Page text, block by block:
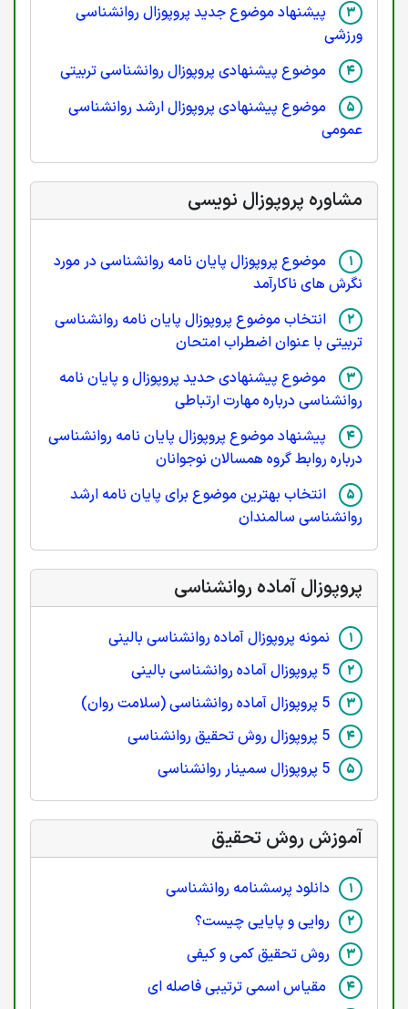
پیشنهاد موضوع جدید پروپوزال روانشناسی
ورزشی
موضوع پیشنهادی پروپوزال روانشناسی تربیتی
موضوع پیشنهادی پروپوزال ارشد روانشناسی
عمومی
مشاوره پروپوزال نویسی
موضوع پروپوزال پایان نامه روانشناسی در مورد
نگرش های ناکارآمد
انتخاب موضوع پروپوزال پایان نامه روانشناسی
تربیتی با عنوان اضطراب امتحان
موضوع پیشنهادی حدید پروپوزال و پایان نامه
روانشناسی درباره مهارت ارتباطی
پیشنهاد موضوع پروپوزال پایان نامه روانشناسی
درباره روابط گروه همسالان نوجوانان
انتخاب بهترین موضوع برای پایان نامه ارشد
روانشناسی سالمندان
پروپوزال آماده روانشناسی
نمونه پروپوزال آماده روانشناسی بالینی
5 پروپوزال آماده روانشناسی بالینی
5 پروپوزال آماده روانشناسی (سلامت روان)
5 پروپوزال روش تحقیق روانشناسی
5 پروپوزال سمینار روانشناسی
آموزش روش تحقیق
دانلود پرسشنامه روانشناسی
روایی و پایایی چیست؟
روش تحقیق کمی و کیفی
مقیاس اسمی ترتیبی فاصله ای